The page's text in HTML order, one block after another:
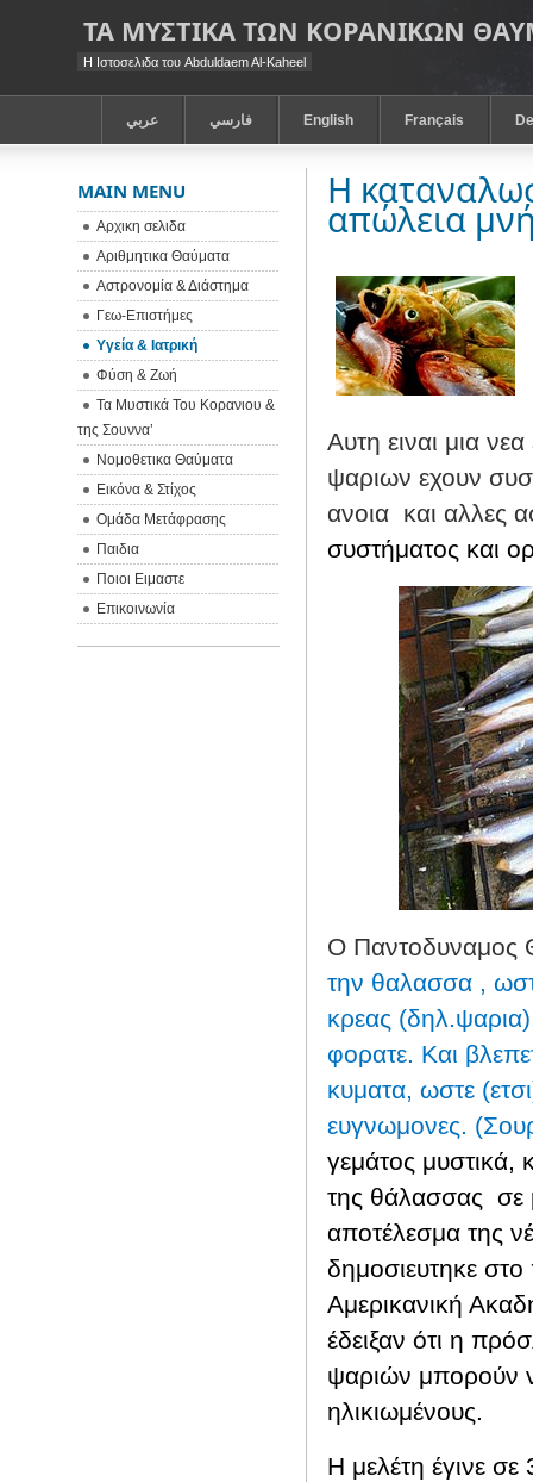
ΤΑ ΜΥΣΤΙΚΑ ΤΩΝ ΚΟΡΑΝΙΚΩΝ
Η Ιστοσελιδα του Abduldaem Al-Kaheel
عربي فارسي English Français
H
απώλεια
Αυτη ειναι μια
ψαριων εχουν
ανοια και αλλες
συστήματος και
Ο Παντοδυναμος
την θαλασσα ,
κρεας
φορατε. Και
κυματα, ωστε
ευγνωμονες.
γεμάτος μυστικά,
της θάλασσας σε
αποτέλεσμα της
δημοσιευτηκε
Αμερικανική
έδειξαν ότι η
ψαριών μπορούν
ηλικιωμένους.
Η μελέτη έγινε σε
MAIN MENU
Αρχικη σελιδα
Αριθμητικα Θαύματα
Αστρονομία & Διάστημα
Γεω-Eπιστήμες
Υγεία & Ιατρική
Φύση & Ζωή
Τα Μυστικά Του Κορανιου &
της Σουννα’
Νομοθετικα Θαύματα
Εικόνα & Στίχος
Ομάδα Μετάφρασης
Παιδια
Ποιοι Ειμαστε
Επικοινωνία